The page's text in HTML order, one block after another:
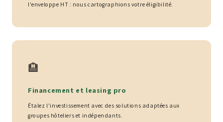
l'enveloppe HT : nous cartographions votre éligibilité.
🏨
Financement et leasing pro
Étalez l'investissement avec des solutions adaptées aux
groupes hôteliers et indépendants.